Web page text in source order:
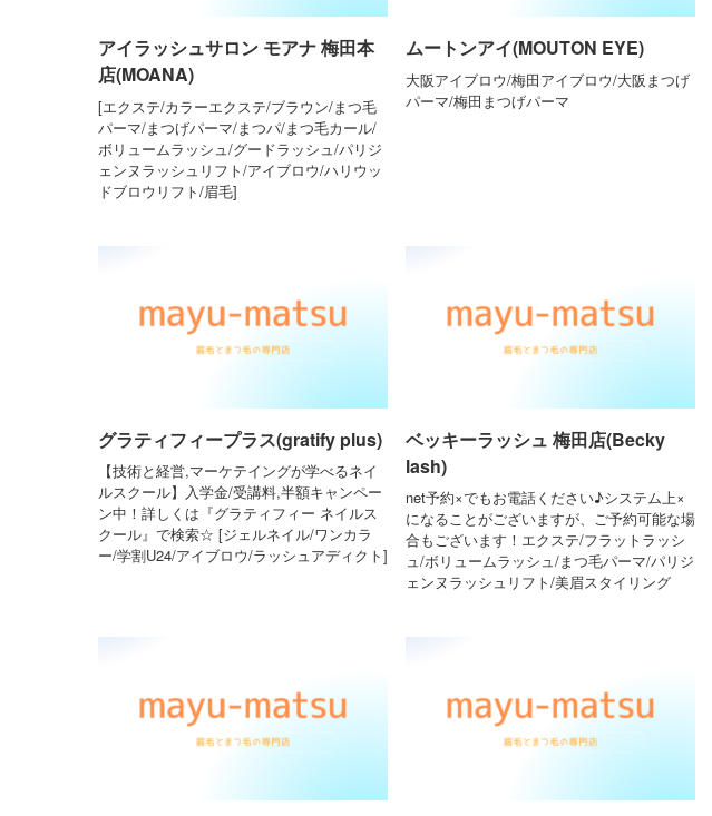
アイラッシュサロン モアナ 梅田本
店(MOANA)
[エクステ/カラーエクステ/ブラウン/まつ毛
パーマ/まつげパーマ/まつパ/まつ毛カール/
ボリュームラッシュ/グードラッシュ/パリジ
ェンヌラッシュリフト/アイブロウ/ハリウッ
ドブロウリフト/眉毛]
ムートンアイ(MOUTON EYE)
大阪アイブロウ/梅田アイブロウ/大阪まつげ
パーマ/梅田まつげパーマ
グラティフィープラス(gratify plus)
【技術と経営,マーケテイングが学べるネイ
ルスクール】入学金/受講料,半額キャンペー
ン中！詳しくは『グラティフィー ネイルス
クール』で検索☆ [ジェルネイル/ワンカラ
ー/学割U24/アイブロウ/ラッシュアディクト]
ベッキーラッシュ 梅田店(Becky
lash)
net予約×でもお電話ください♪システム上×
になることがございますが、ご予約可能な場
合もございます！エクステ/フラットラッシ
ュ/ボリュームラッシュ/まつ毛パーマ/パリジ
ェンヌラッシュリフト/美眉スタイリング